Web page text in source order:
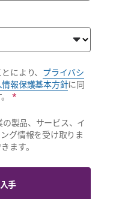
により、 プライバシ
情報保護基本方針に同
*
製品、サービス、イ
グ情報を受け取りま
ます。
手